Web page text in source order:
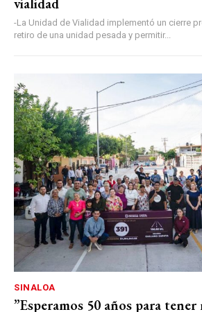
-La Unidad de Vialidad implementó un cierre
retiro de una unidad pesada y permitir...
SINALOA
”Esperamos 50 años para